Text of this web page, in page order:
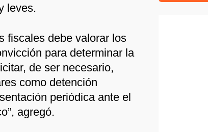
leves.
fiscales debe valorar los
para determinar la
de ser necesario,
como detención
periódica ante el
agregó.